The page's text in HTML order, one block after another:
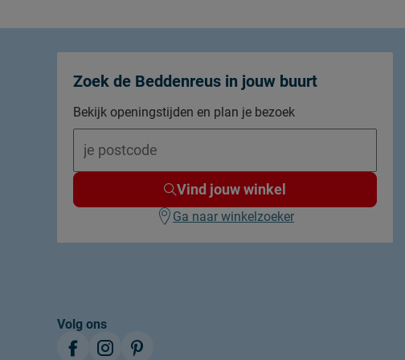
niet inbegrepen
Zoek de Beddenreus in jouw buurt
Bekijk openingstijden en plan je bezoek
Vind jouw winkel
Ga naar winkelzoeker
Volg ons